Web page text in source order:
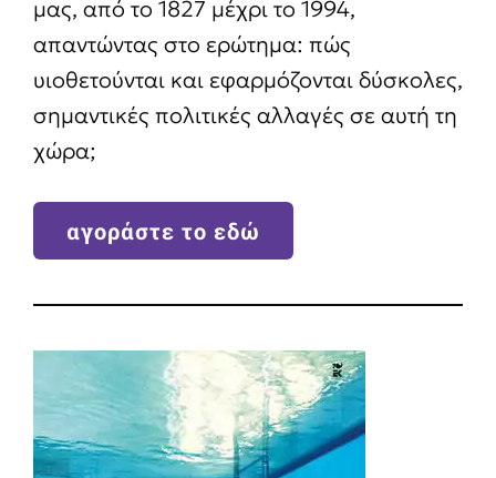
μας, από το 1827 μέχρι το 1994,
απαντώντας στο ερώτημα: πώς
υιοθετούνται και εφαρμόζονται δύσκολες,
σημαντικές πολιτικές αλλαγές σε αυτή τη
χώρα;
αγοράστε το εδώ